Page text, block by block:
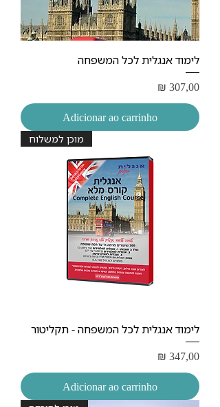
לימוד אנגלית לכל המשפחה
Preço
₪ 307,00
Adicionar ao carrinho
מוכן למשלוח
לימוד אנגלית לכל המשפחה - תקליטור
Preço
₪ 347,00
Adicionar ao carrinho